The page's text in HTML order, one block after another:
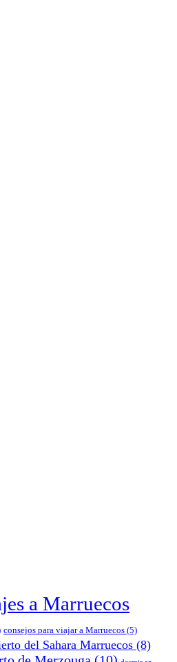
a Marruecos
consejos para viajar a Marruecos (5)
del Sahara Marruecos (8)